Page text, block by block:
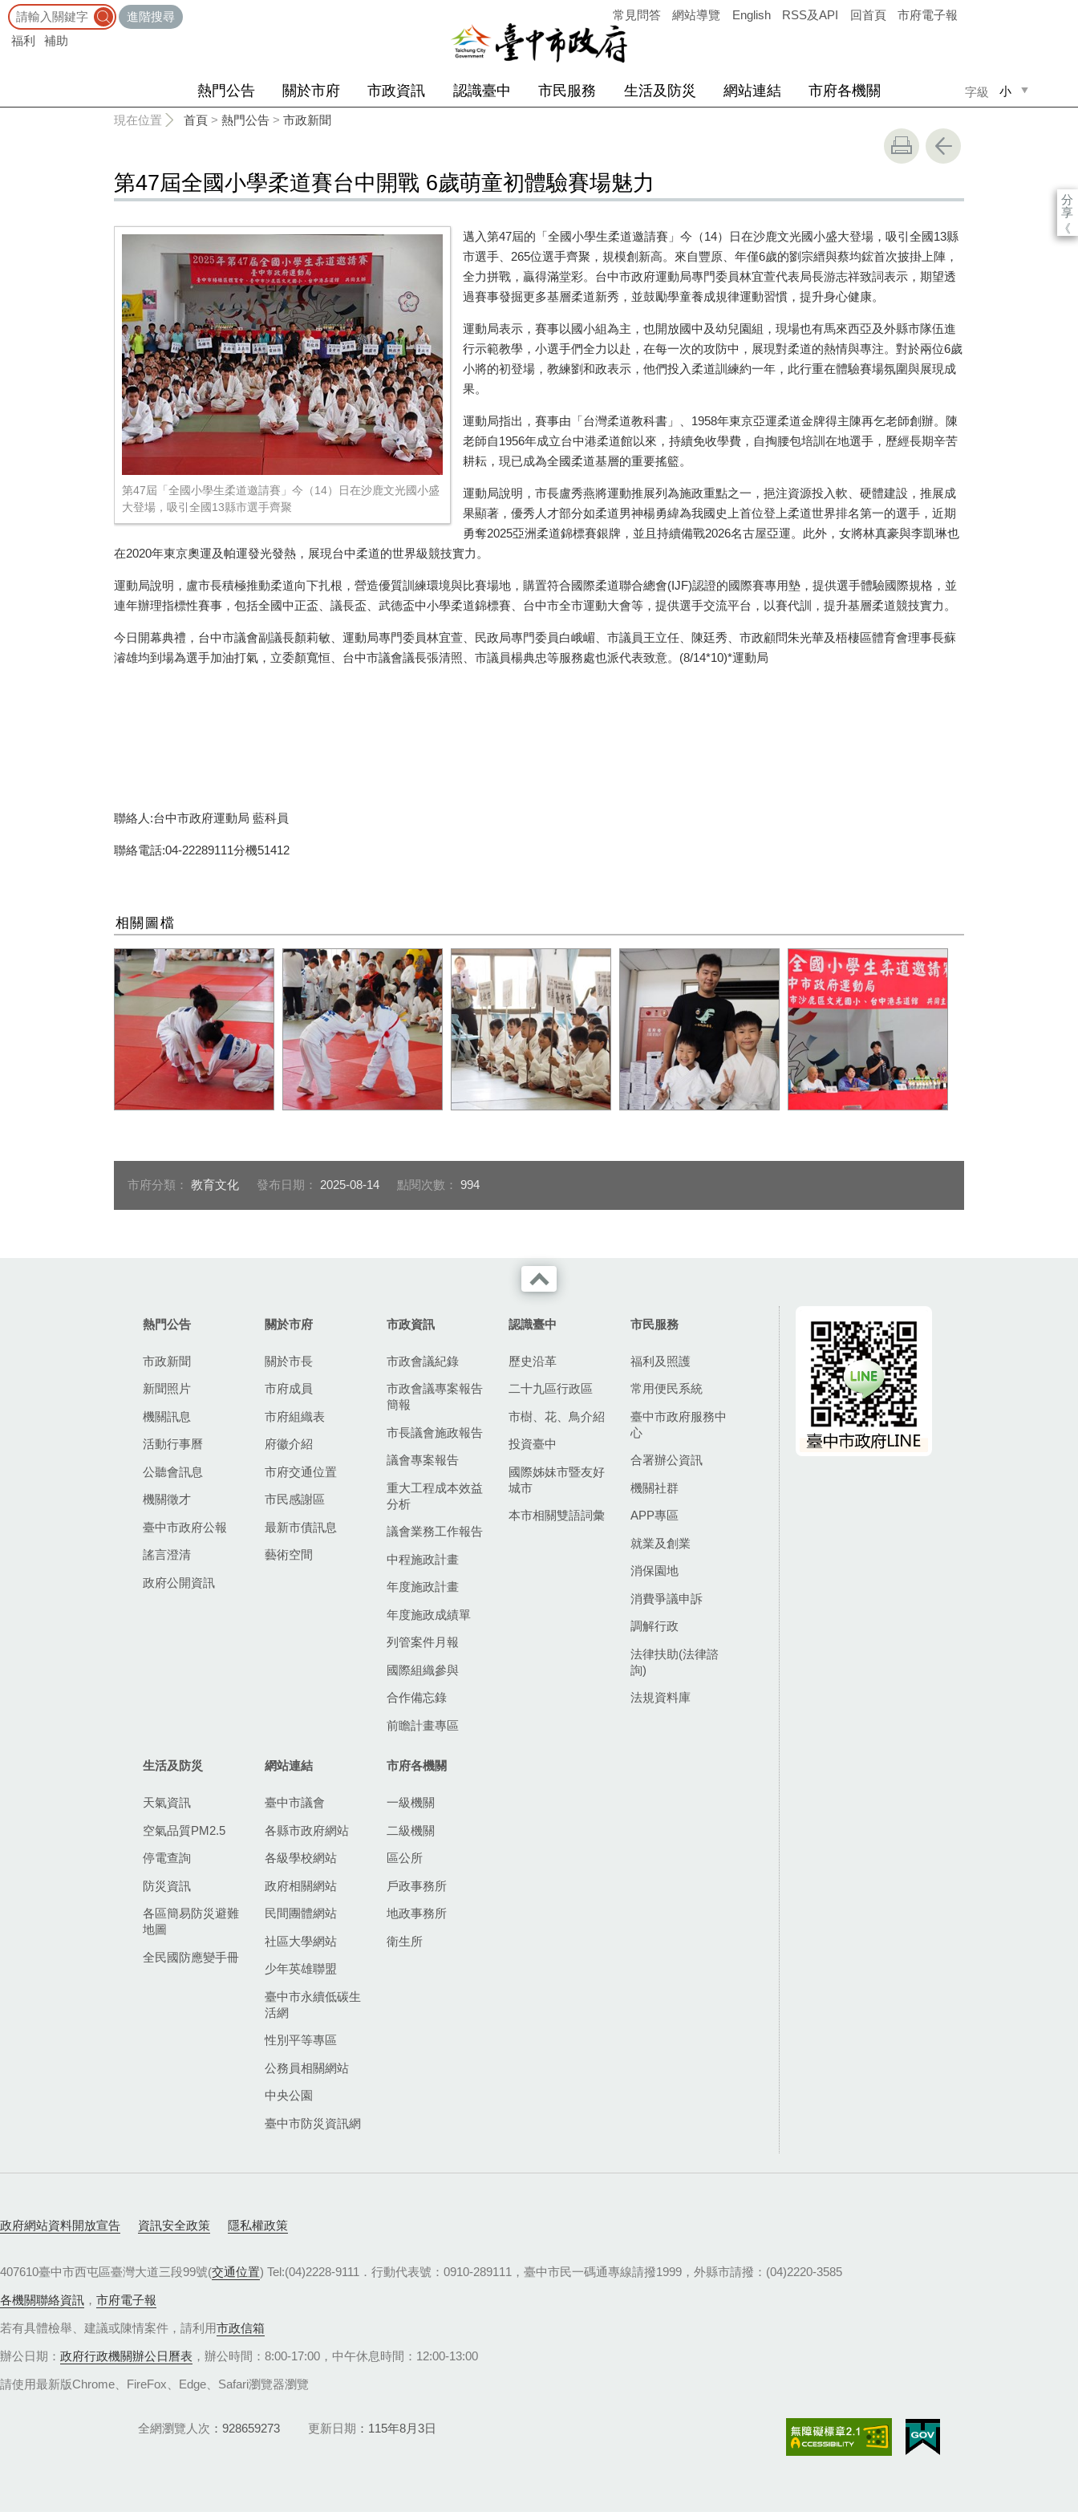
進階搜尋
福利
補助
常見問答 網站導覽 English RSS及API 回首頁 市府電子報
字級 小
熱門公告 關於市府 市政資訊 認識臺中 市民服務 生活及防災 網站連結 市府各機關
現在位置 首頁 > 熱門公告 > 市政新聞
分
享
《
第47屆全國小學柔道賽台中開戰 6歲萌童初體驗賽場魅力
第47屆「全國小學生柔道邀請賽」今（14）日在沙鹿文光國小盛
大登場，吸引全國13縣市選手齊聚
邁入第47屆的「全國小學生柔道邀請賽」今（14）日在沙鹿文光國小盛大登場，吸引全國13縣
市選手、 265位選手齊聚，規模創新高。來自豐原、年僅6歲的劉宗縉與蔡均鋐首次披掛上陣，
全力拼戰，贏得滿堂彩。台中市政府運動局專門委員林宜萱代表局長游志祥致詞表示，期望透
過賽事發掘更多基層柔道新秀，並鼓勵學童養成規律運動習慣，提升身心健康。
運動局表示，賽事以國小組為主，也開放國中及幼兒園組，現場也有馬來西亞及外縣市隊伍進
行示範教學，小選手們全力以赴，在每一次的攻防中，展現對柔道的熱情與專注。對於兩位6歲
小將的初登場，教練劉和政表示，他們投入柔道訓練約一年，此行重在體驗賽場氛圍與展現成
果。
運動局指出，賽事由「台灣柔道教科書」、 1958年東京亞運柔道金牌得主陳再乞老師創辦。陳
老師自1956年成立台中港柔道館以來，持續免收學費，自掏腰包培訓在地選手，歷經長期辛苦
耕耘，現已成為全國柔道基層的重要搖籃。
運動局說明，市長盧秀燕將運動推展列為施政重點之一，挹注資源投入軟、硬體建設，推展成
果顯著，優秀人才部分如柔道男神楊勇緯為我國史上首位登上柔道世界排名第一的選手，近期
勇奪2025亞洲柔道錦標賽銀牌，並且持續備戰2026名古屋亞運。此外，女將林真豪與李凱琳也
在2020年東京奧運及帕運發光發熱，展現台中柔道的世界級競技實力。
運動局說明，盧市長積極推動柔道向下扎根，營造優質訓練環境與比賽場地，購置符合國際柔道聯合總會(IJF)認證的國際賽專用墊，提供選手體驗國際規格，並
連年辦理指標性賽事，包括全國中正盃、議長盃、武德盃中小學柔道錦標賽、台中市全市運動大會等，提供選手交流平台，以賽代訓，提升基層柔道競技實力。
今日開幕典禮，台中市議會副議長顏莉敏、運動局專門委員林宜萱、民政局專門委員白峨嵋、市議員王立任、陳廷秀、市政顧問朱光華及梧棲區體育會理事長蘇
濬雄均到場為選手加油打氣，立委顏寬恒、台中市議會議長張清照、市議員楊典忠等服務處也派代表致意。(8/14*10)*運動局
聯絡人:台中市政府運動局 藍科員
聯絡電話:04-22289111分機51412
相關圖檔
注。
眾熱情應援。
柔道種子。
年，對於首次披掛上陣表示
時表示，期望透過賽事發掘
市府分類： 教育文化 發布日期： 2025-08-14 點閱次數： 994
熱門公告
市政新聞
新聞照片
機關訊息
活動行事曆
公聽會訊息
機關徵才
臺中市政府公報
謠言澄清
政府公開資訊
關於市府
關於市長
市府成員
市府組織表
府徽介紹
市府交通位置
市民感謝區
最新市債訊息
藝術空間
市政資訊
市政會議紀錄
市政會議專案報告
簡報
市長議會施政報告
議會專案報告
重大工程成本效益
分析
議會業務工作報告
中程施政計畫
年度施政計畫
年度施政成績單
列管案件月報
國際組織參與
合作備忘錄
前瞻計畫專區
認識臺中
歷史沿革
二十九區行政區
市樹、花、鳥介紹
投資臺中
國際姊妹市暨友好
城市
本市相關雙語詞彙
市民服務
福利及照護
常用便民系統
臺中市政府服務中
心
合署辦公資訊
機關社群
APP專區
就業及創業
消保園地
消費爭議申訴
調解行政
法律扶助(法律諮
詢)
法規資料庫
生活及防災
天氣資訊
空氣品質PM2.5
停電查詢
防災資訊
各區簡易防災避難
地圖
全民國防應變手冊
網站連結
臺中市議會
各縣市政府網站
各級學校網站
政府相關網站
民間團體網站
社區大學網站
少年英雄聯盟
臺中市永續低碳生
活網
性別平等專區
公務員相關網站
中央公園
臺中市防災資訊網
市府各機關
一級機關
二級機關
區公所
戶政事務所
地政事務所
衛生所
政府網站資料開放宣告 資訊安全政策 隱私權政策
407610臺中市西屯區臺灣大道三段99號(交通位置) Tel:(04)2228-9111．行動代表號：0910-289111，臺中市民一碼通專線請撥1999，外縣市請撥：(04)2220-3585
各機關聯絡資訊 ， 市府電子報
若有具體檢舉、建議或陳情案件，請利用市政信箱
辦公日期： 政府行政機關辦公日曆表 ，辦公時間：8:00-17:00，中午休息時間：12:00-13:00
請使用最新版Chrome、FireFox、Edge、Safari瀏覽器瀏覽
全網瀏覽人次 928659273 更新日期 115年8月3日